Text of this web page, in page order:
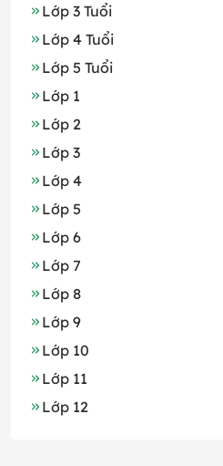
Lớp 3 Tuổi
Lớp 4 Tuổi
Lớp 5 Tuổi
Lớp 1
Lớp 2
Lớp 3
Lớp 4
Lớp 5
Lớp 6
Lớp 7
Lớp 8
Lớp 9
Lớp 10
Lớp 11
Lớp 12